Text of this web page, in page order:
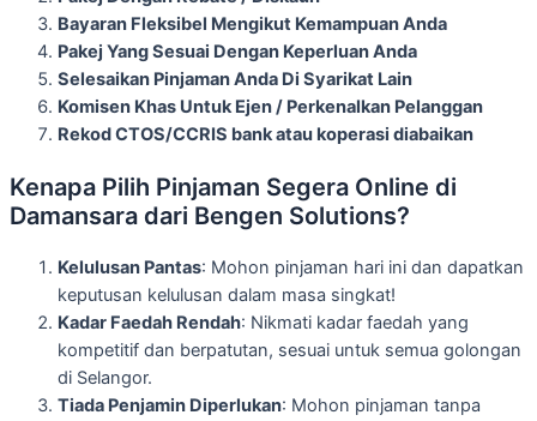
Bayaran Fleksibel Mengikut Kemampuan Anda
Pakej Yang Sesuai Dengan Keperluan Anda
Selesaikan Pinjaman Anda Di Syarikat Lain
Komisen Khas Untuk Ejen / Perkenalkan Pelanggan
Rekod CTOS/CCRIS bank atau koperasi diabaikan
Kenapa Pilih Pinjaman Segera Online di
Damansara dari Bengen Solutions?
Kelulusan Pantas: Mohon pinjaman hari ini dan dapatkan
keputusan kelulusan dalam masa singkat!
Kadar Faedah Rendah: Nikmati kadar faedah yang
kompetitif dan berpatutan, sesuai untuk semua golongan
di Selangor.
Tiada Penjamin Diperlukan: Mohon pinjaman tanpa